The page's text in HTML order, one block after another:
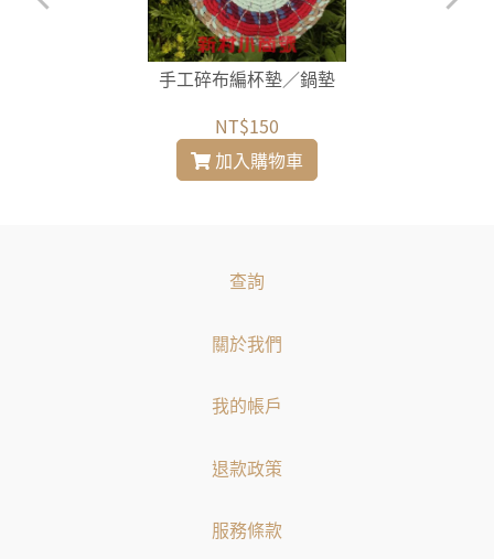
手工碎布編杯墊／鍋墊
NT$150
加入購物車
查詢
關於我們
我的帳戶
退款政策
服務條款